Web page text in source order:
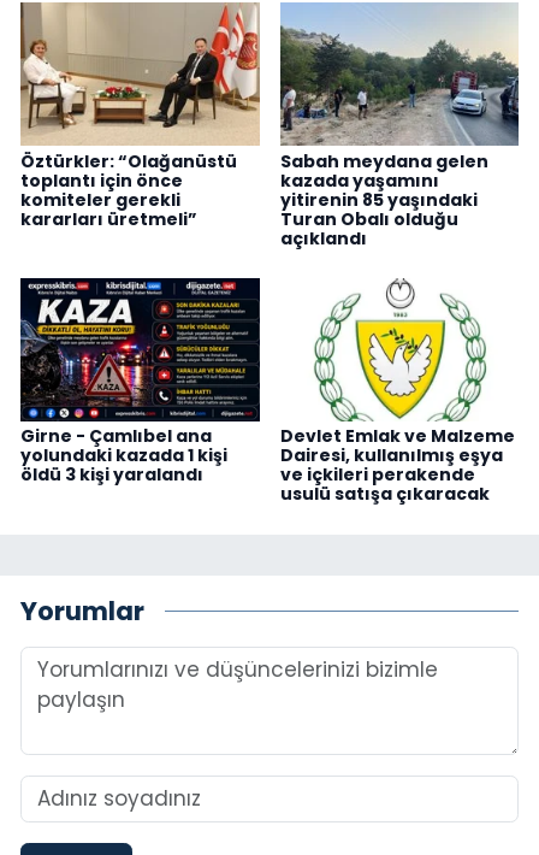
Öztürkler: “Olağanüstü
toplantı için önce
komiteler gerekli
kararları üretmeli”
Sabah meydana gelen
kazada yaşamını
yitirenin 85 yaşındaki
Turan Obalı olduğu
açıklandı
Girne - Çamlıbel ana
yolundaki kazada 1 kişi
öldü 3 kişi yaralandı
Devlet Emlak ve Malzeme
Dairesi, kullanılmış eşya
ve içkileri perakende
usulü satışa çıkaracak
Yorumlar